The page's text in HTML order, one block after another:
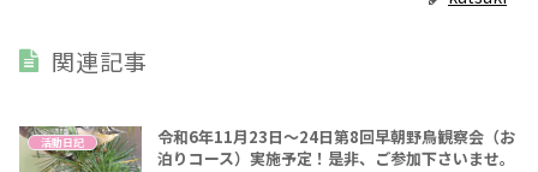
関連記事
活動日記
令和6年11月23日～24日第8回早朝野鳥観察会（お
泊りコース）実施予定！是非、ご参加下さいませ。